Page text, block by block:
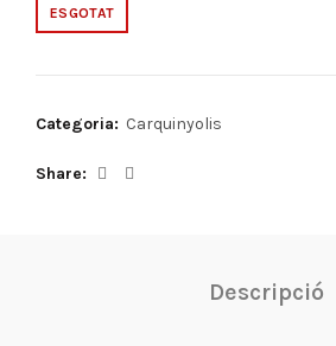
ESGOTAT
Categoria: Carquinyolis
Share
Descripció